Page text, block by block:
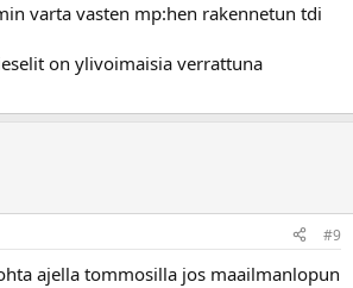
varta vasten mp:hen rakennetun tdi
on ylivoimaisia verrattuna
#9
ajella tommosilla jos maailmanlopun